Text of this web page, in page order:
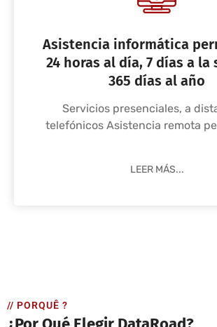
Asistencia informática
24 horas al día, 7 días a la
365 días al año
Servicios presenciales, a
telefónicos Asistencia remota
LEER MÁS...
// PORQUÊ ?